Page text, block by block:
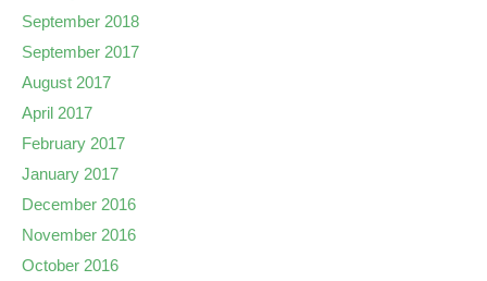
September 2018
September 2017
August 2017
April 2017
February 2017
January 2017
December 2016
November 2016
October 2016